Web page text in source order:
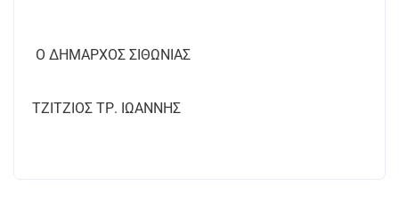
Ο ΔΗΜΑΡΧΟΣ ΣΙΘΩΝΙΑΣ
ΤΖΙΤΖΙΟΣ ΤΡ. ΙΩΑΝΝΗΣ